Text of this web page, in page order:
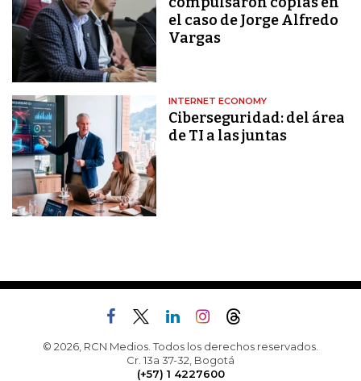
el caso de Jorge Alfredo
Vargas
INTERNET ECONOMY
Ciberseguridad: del área
de TI a las juntas
© 2026, RCN Medios. Todos los derechos reservados.
Cr. 13a 37-32, Bogotá
(+57) 1 4227600